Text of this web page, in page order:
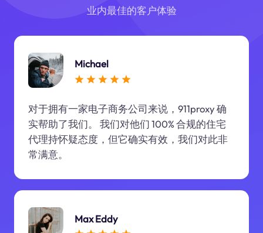
业内最佳的客户体验
Michael
对于拥有一家电子商务公司来说，911proxy 确
实帮助了我们。 我们对他们 100% 合规的住宅
代理持怀疑态度，但它确实有效，我们对此非
常满意。
Max Eddy